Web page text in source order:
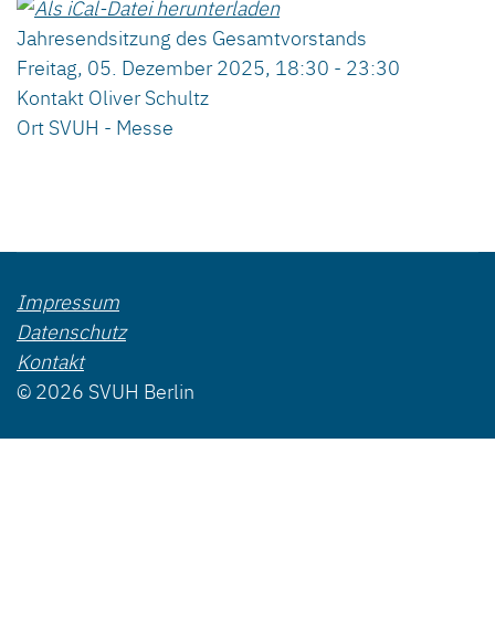
Jahresendsitzung des Gesamtvorstands
Freitag, 05. Dezember 2025, 18:30 - 23:30
Kontakt Oliver Schultz
Ort SVUH - Messe
Impressum
Datenschutz
Kontakt
© 2026 SVUH Berlin